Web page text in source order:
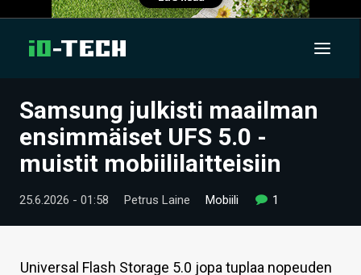
UUTISET
ARTIKKELIT
VIDEOT
TECHBBS
TIETOA
Samsung julkisti maailman
ensimmäiset UFS 5.0 -
muistit mobiililaitteisiin
25.6.2026 - 01:58 Petrus Laine Mobiili 1
Universal Flash Storage 5.0 jopa tuplaa nopeuden